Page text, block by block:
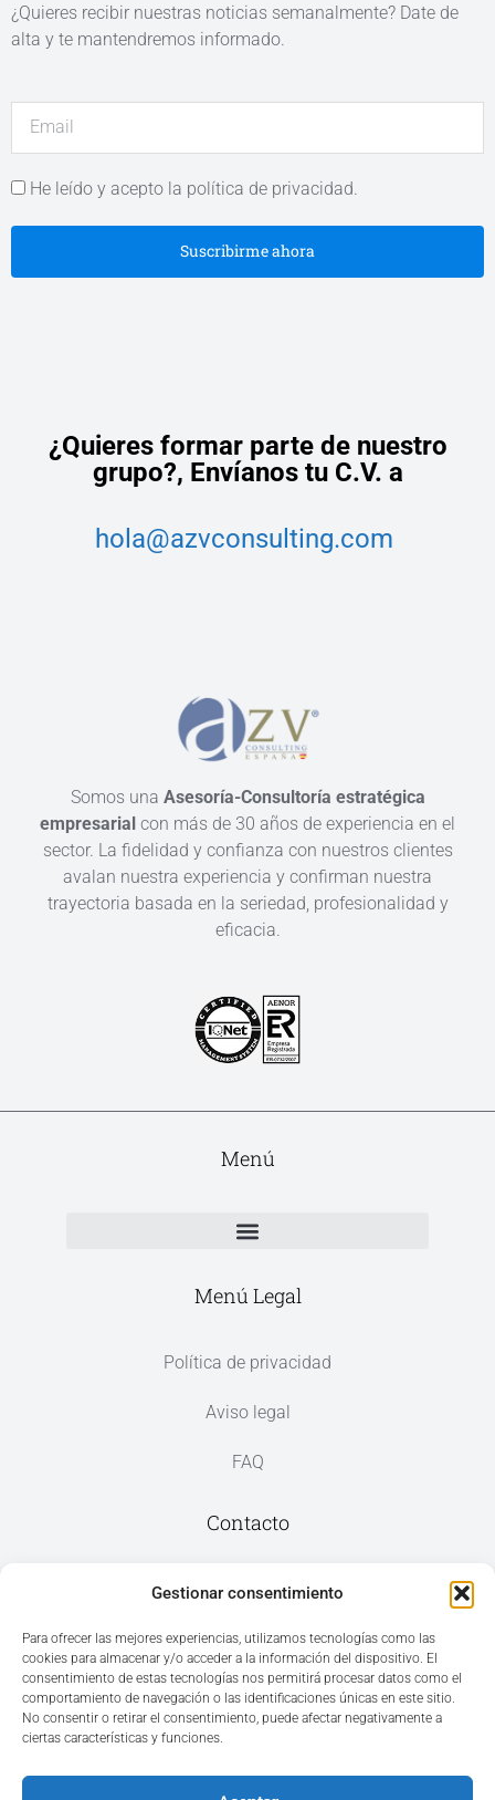
Gestionar consentimiento
Para ofrecer las mejores experiencias, utilizamos tecnologías como las
cookies para almacenar y/o acceder a la información del dispositivo. El
consentimiento de estas tecnologías nos permitirá procesar datos como el
comportamiento de navegación o las identificaciones únicas en este sitio.
No consentir o retirar el consentimiento, puede afectar negativamente a
ciertas características y funciones.
¿Quieres recibir nuestras noticias semanalmente? Date de
alta y te mantendremos informado.
He leído y acepto la política de privacidad.
Suscribirme ahora
¿Quieres formar parte de nuestro
grupo?, Envíanos tu C.V. a
hola@azvconsulting.com
Somos una Asesoría-Consultoría estratégica
empresarial con más de 30 años de experiencia en el
sector. La fidelidad y confianza con nuestros clientes
avalan nuestra experiencia y confirman nuestra
trayectoria basada en la seriedad, profesionalidad y
eficacia.
Menú
Menú Legal
Política de privacidad
Aviso legal
FAQ
Contacto
Av. del Mar, 59, 03187 Los Montesinos,
+34 965 207 262
hola@azvconsulting.com